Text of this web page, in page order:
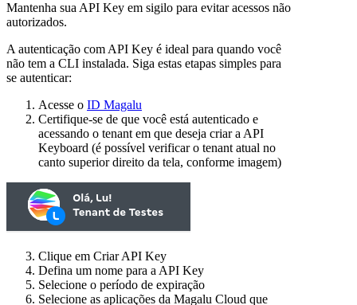
Mantenha sua API Key em sigilo para evitar acessos não
autorizados.
A autenticação com API Key é ideal para quando você
não tem a CLI instalada. Siga estas etapas simples para
se autenticar:
Acesse o ID Magalu
Certifique-se de que você está autenticado e
acessando o tenant em que deseja criar a API
Keyboard (é possível verificar o tenant atual no
canto superior direito da tela, conforme imagem)
Clique em Criar API Key
Defina um nome para a API Key
Selecione o período de expiração
Selecione as aplicações da Magalu Cloud que